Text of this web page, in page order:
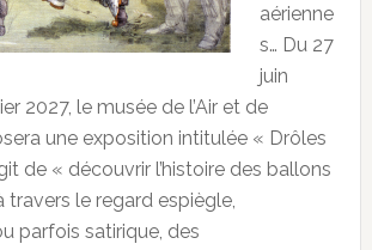
aérienne
s… Du 27
juin
2027, le musée de l’Air et de
une exposition intitulée « Drôles
de « découvrir l’histoire des ballons
travers le regard espiègle,
parfois satirique, des